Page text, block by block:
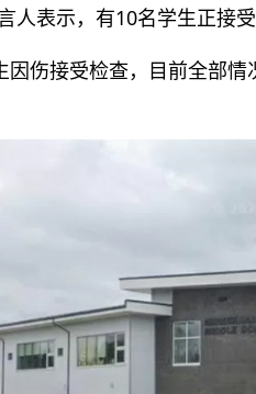
人表示，有10名学生正接
因伤接受检查，目前全部